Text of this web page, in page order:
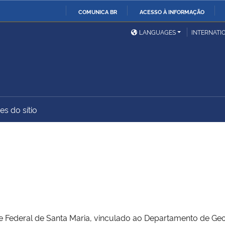
COMUNICA BR ACESSO À INFORMAÇÃO
Ministério da Defesa
Ministério das Relações
Exteriores
Ministério do
LANGUAGES
do sítio
de Santa Maria, vinculado ao Departamento de